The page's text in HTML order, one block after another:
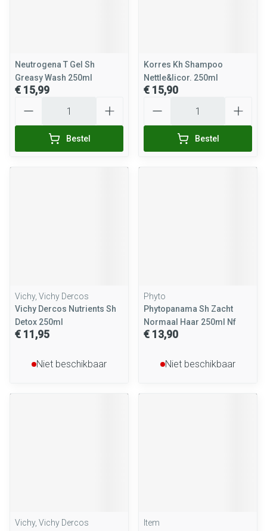
Neutrogena T Gel Sh
Greasy Wash 250ml
€ 15,99
Bestel
Korres Kh Shampoo
Nettle&licor. 250ml
€ 15,90
Bestel
Vichy, Vichy Dercos
Vichy Dercos Nutrients Sh
Detox 250ml
€ 11,95
Niet beschikbaar
Phyto
Phytopanama Sh Zacht
Normaal Haar 250ml Nf
€ 13,90
Niet beschikbaar
Vichy, Vichy Dercos
Item